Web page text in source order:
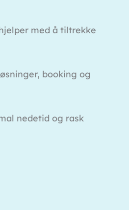
med å tiltrekke
booking og
nedetid og rask